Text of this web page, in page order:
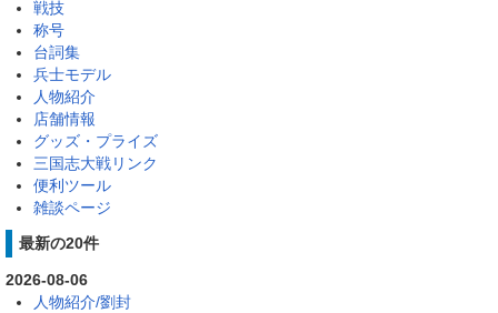
戦技
称号
台詞集
兵士モデル
人物紹介
店舗情報
グッズ・プライズ
三国志大戦リンク
便利ツール
雑談ページ
最新の20件
2026-08-06
人物紹介/劉封